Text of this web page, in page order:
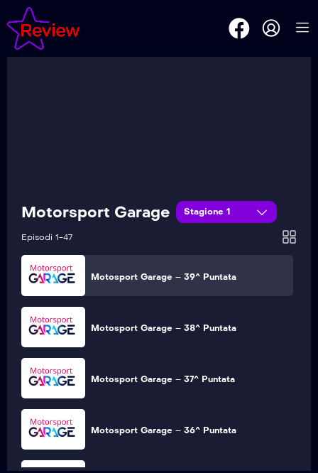
Motorsport Garage Stagione 1
Episodi 1-47
Motosport Garage – 44^ Puntata
Motosport Garage – 40^ Puntata
Motosport Garage – 39^ Puntata
Motosport Garage – 38^ Puntata
Motosport Garage – 37^ Puntata
Motosport Garage – 36^ Puntata